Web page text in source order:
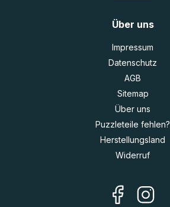
Über uns
Impressum
Datenschutz
AGB
Sitemap
Über uns
Puzzleteile fehlen?
Herstellungsland
Widerruf